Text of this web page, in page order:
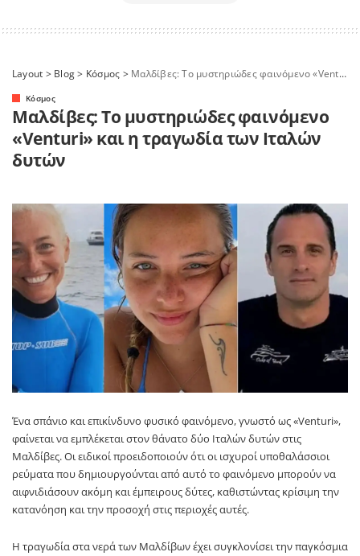
Layout > Blog> Κόσμος > Μαλδίβες: Το μυστηριώδες φαινόμενο «Venturi» και η τραγωδία των Ιταλών δυτών
Κόσμος
Μαλδίβες: Το μυστηριώδες φαινόμενο
«Venturi» και η τραγωδία των Ιταλών
δυτών
Ένα σπάνιο και επικίνδυνο φυσικό φαινόμενο, γνωστό ως «Venturi»,
φαίνεται να εμπλέκεται στον θάνατο δύο Ιταλών δυτών στις
Μαλδίβες. Οι ειδικοί προειδοποιούν ότι οι ισχυροί υποθαλάσσιοι
ρεύματα που δημιουργούνται από αυτό το φαινόμενο μπορούν να
αιφνιδιάσουν ακόμη και έμπειρους δύτες, καθιστώντας κρίσιμη την
κατανόηση και την προσοχή στις περιοχές αυτές.
Η τραγωδία στα νερά των Μαλδίβων έχει συγκλονίσει την παγκόσμια